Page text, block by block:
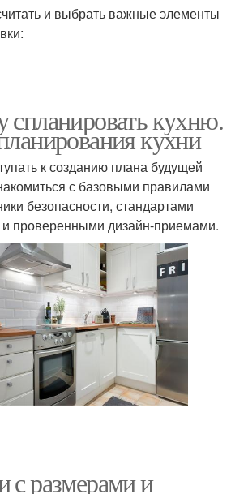
и выбрать важные элементы
спланировать кухню.
кухни
к созданию плана будущей
с базовыми правилами
безопасности, стандартами
проверенными дизайн-приемами.
с размерами и